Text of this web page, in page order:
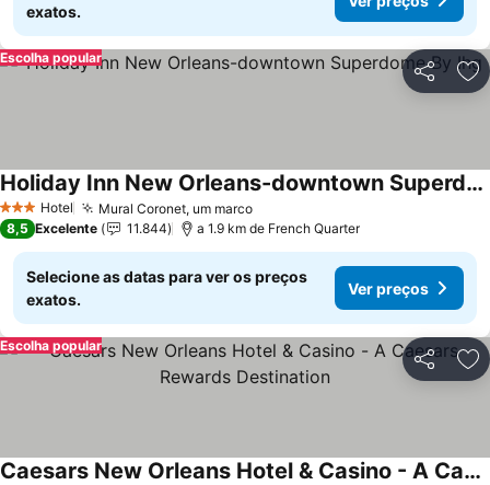
exatos.
Partilhar
Escolha popular
3 EstrelasHotel Mural Coronet, um marco
Holiday Inn New Orleans-downtown Superdome By Ihg
8,5 Excelente 11.844 a 1.9 km de French Quarter
Selecione as datas para ver os preços
exatos.
Ver preços
Partilhar
Escolha popular
Caesars New Orleans Hotel & Casino - A Caesars Rewards Destination